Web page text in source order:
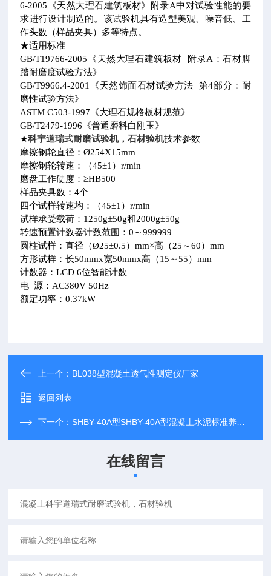
6-2005 《天然大理石建筑板材》附录A中对试验性能的要
求进行设计制造的。该试验机具有造型美观、噪音低、工
作头数（样品夹具）多等特点。
★适用标准
GB/T19766-2005 《天然大理石建筑板材 附录A ：石材脚
踏耐磨度试验方法》
GB/T9966.4-2001
《天然饰面石材试验方法 第4部分：耐
磨性试验方法》
ASTM C503-1997 《大理石规格板材规范》
GB/T2479-1996 《普通磨料白刚玉》
★科宇道瑞式耐磨试验机，石材验机技术参数
摩擦钢轮直径：Ø254X15mm
摩擦钢轮转速：（45±1 ）r/min
磨盘工作硬度：≥HB500
样品夹具数：4个
四个试样转速均：（45±1 ）r/min
试样承受载荷： 1250g±50g和2000g±50g
转速预置计数器计数范围：0 ～999999
圆柱试样：直径（Ø25±0.5）mm×高（25 ～60）mm
方形试样：长50mmx宽50mmx高（15 ～55）mm
计数器：LCD 6位智能计数
电 源： AC380V 50Hz
额定功率：0.37kW
上一个： BL038型混凝土透气性测定仪厂家
返回列表
下一个：SHBY-40A型SHBY-40A型混凝土水泥标准养护箱
在线留言